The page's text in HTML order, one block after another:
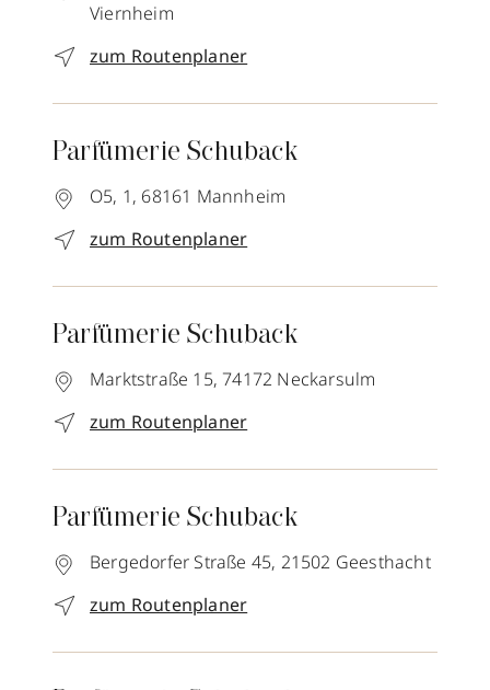
Viernheim
zum Routenplaner
Parfümerie Schuback
O5, 1, 68161 Mannheim
zum Routenplaner
Parfümerie Schuback
Marktstraße 15, 74172 Neckarsulm
zum Routenplaner
Parfümerie Schuback
Bergedorfer Straße 45, 21502 Geesthacht
zum Routenplaner